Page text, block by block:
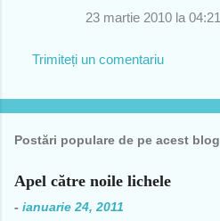
23 martie 2010 la 04:21
Trimiteți un comentariu
Postări populare de pe acest blog
Apel către noile lichele
- ianuarie 24, 2011